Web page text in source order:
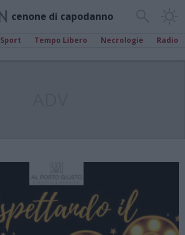
cenone di capodanno
Sport Tempo Libero Necrologie Radio